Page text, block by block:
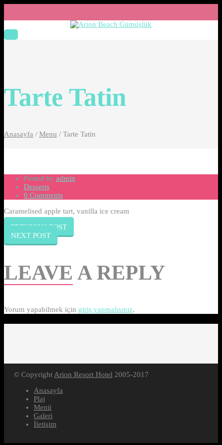
Tarte Tatin
Anasayfa / Menu / Tarte Tatin
Posted by admin
Desserts
0 Comments
Caramelised apple tart, vanilla ice cream
PREVIOUS POST
NEXT POST
LEAVE A REPLY
Yorum yapabilmek için giriş yapmalısınız.
© Copyright Arion Resort Hotel 2005-2017
Anasayfa
Plaj
Menü
Galeri
İletişim